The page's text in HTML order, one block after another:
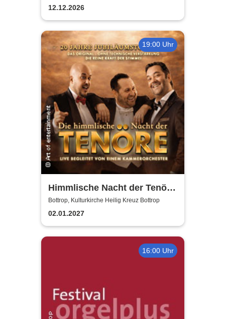
und Altonaer Theater
12.12.2026
19:00 Uhr
Himmlische Nacht der Tenöre
- Das Original - Live und ohne
technische Verstärkung
Bottrop, Kulturkirche Heilig Kreuz Bottrop
02.01.2027
16:00 Uhr